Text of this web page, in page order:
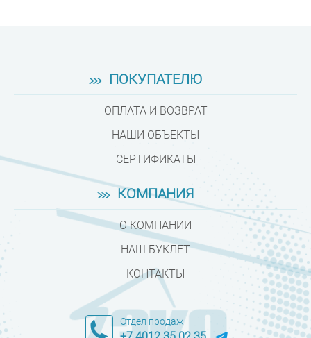
ПОКУПАТЕЛЮ
ОПЛАТА И ВОЗВРАТ
НАШИ ОБЪЕКТЫ
СЕРТИФИКАТЫ
КОМПАНИЯ
О КОМПАНИИ
НАШ БУКЛЕТ
КОНТАКТЫ
Отдел продаж